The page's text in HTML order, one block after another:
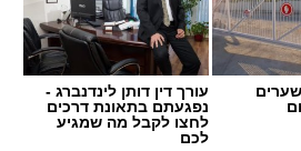
עורך דין דותן לינדנברג -
נפגעתם בתאונת דרכים
לחצו לקבל מה שמגיע
לכם